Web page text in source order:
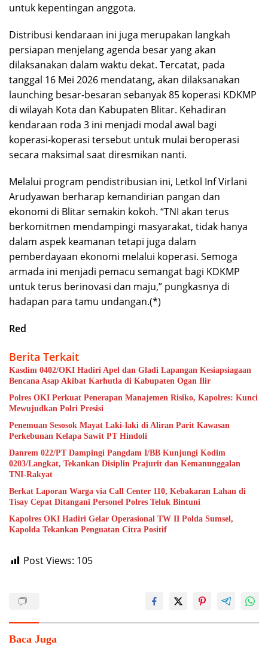
untuk kepentingan anggota.
Distribusi kendaraan ini juga merupakan langkah
persiapan menjelang agenda besar yang akan
dilaksanakan dalam waktu dekat. Tercatat, pada
tanggal 16 Mei 2026 mendatang, akan dilaksanakan
launching besar-besaran sebanyak 85 koperasi KDKMP
di wilayah Kota dan Kabupaten Blitar. Kehadiran
kendaraan roda 3 ini menjadi modal awal bagi
koperasi-koperasi tersebut untuk mulai beroperasi
secara maksimal saat diresmikan nanti.
Melalui program pendistribusian ini, Letkol Inf Virlani
Arudyawan berharap kemandirian pangan dan
ekonomi di Blitar semakin kokoh. “TNI akan terus
berkomitmen mendampingi masyarakat, tidak hanya
dalam aspek keamanan tetapi juga dalam
pemberdayaan ekonomi melalui koperasi. Semoga
armada ini menjadi pemacu semangat bagi KDKMP
untuk terus berinovasi dan maju,” pungkasnya di
hadapan para tamu undangan.(*)
Red
Berita Terkait
Kasdim 0402/OKI Hadiri Apel dan Gladi Lapangan Kesiapsiagaan
Bencana Asap Akibat Karhutla di Kabupaten Ogan Ilir
Polres OKI Perkuat Penerapan Manajemen Risiko, Kapolres: Kunci
Mewujudkan Polri Presisi
Penemuan Sesosok Mayat Laki-laki di Aliran Parit Kawasan
Perkebunan Kelapa Sawit PT Hindoli
Danrem 022/PT Dampingi Pangdam I/BB Kunjungi Kodim
0203/Langkat, Tekankan Disiplin Prajurit dan Kemanunggalan
TNI-Rakyat
Berkat Laporan Warga via Call Center 110, Kebakaran Lahan di
Tisay Cepat Ditangani Personel Polres Teluk Bintuni
Kapolres OKI Hadiri Gelar Operasional TW II Polda Sumsel,
Kapolda Tekankan Penguatan Citra Positif
Post Views: 105
Baca Juga